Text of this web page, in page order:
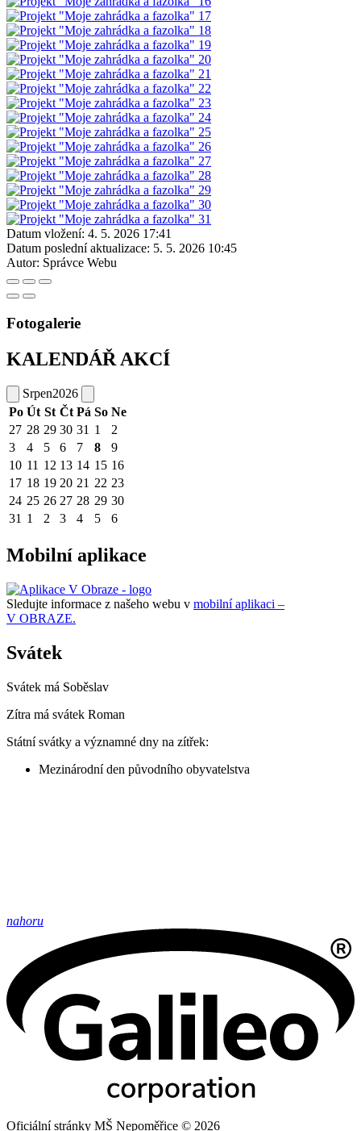
Datum vložení: 4. 5. 2026 17:41
Datum poslední aktualizace: 5. 5. 2026 10:45
Autor: Správce Webu
Fotogalerie
KALENDÁŘ AKCÍ
Srpen2026
Po Út St Čt Pá So Ne
27 28 29 30 31 1
2
3
4 5 6 7 8
9
10 11 12 13 14 15 16
17 18 19 20 21 22 23
24 25 26 27 28 29 30
31 1 2 3 4 5 6
Mobilní aplikace
Sledujte informace z našeho webu v mobilní aplikaci –
V OBRAZE.
Svátek
Svátek má Soběslav
Zítra má svátek Roman
Státní svátky a významné dny na zítřek:
Mezinárodní den původního obyvatelstva
nahoru
Oficiální stránky MŠ Nepoměřice © 2026